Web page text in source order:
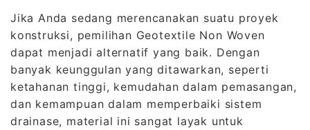
Jika Anda sedang merencanakan suatu proyek
konstruksi, pemilihan Geotextile Non Woven
dapat menjadi alternatif yang baik. Dengan
banyak keunggulan yang ditawarkan, seperti
ketahanan tinggi, kemudahan dalam pemasangan,
dan kemampuan dalam memperbaiki sistem
drainase, material ini sangat layak untuk